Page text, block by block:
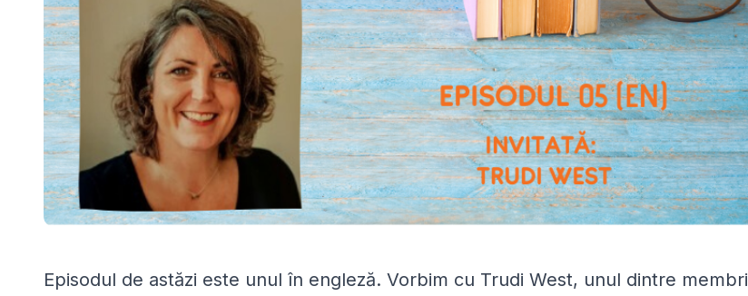
Episodul de astăzi este unul în engleză. Vorbim cu Trudi West, unul dintre membri